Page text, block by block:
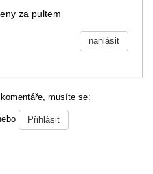
za pultem
nahlásit
musíte se:
Přihlásit